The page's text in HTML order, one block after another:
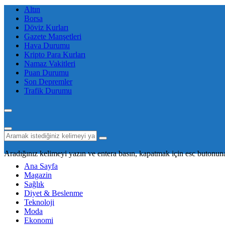
Altın
Borsa
Döviz Kurları
Gazete Manşetleri
Hava Durumu
Kripto Para Kurları
Namaz Vakitleri
Puan Durumu
Son Depremler
Trafik Durumu
Aradığınız kelimeyi yazın ve entera basın, kapatmak için esc
Ana Sayfa
Magazin
Sağlık
Diyet & Beslenme
Teknoloji
Moda
Ekonomi